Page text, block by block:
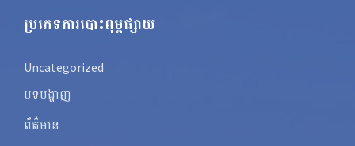
ប្រភេទការបោះពុម្ពផ្សាយ
Uncategorized
បទបង្ហាញ
ព័ត៌មាន